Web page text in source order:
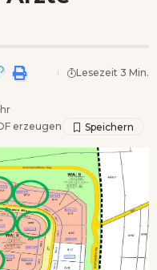
erzeugen
Lesezeit 3 Min.